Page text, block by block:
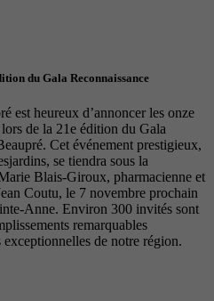
du Gala Reconnaissance
est heureux d’annoncer les onze
de la 21e édition du Gala
Cet événement prestigieux,
se tiendra sous la
Blais-Giroux, pharmacienne et
Coutu, le 7 novembre prochain
Anne. Environ 300 invités sont
remarquables
exceptionnelles de notre région.